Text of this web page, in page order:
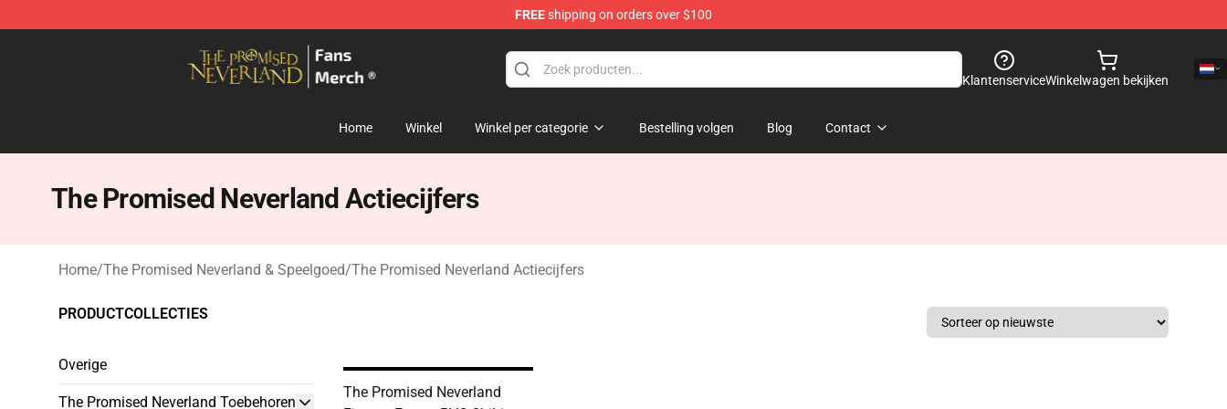
FREEshipping on orders over $100
The Promised Neverland Store - Official The Promised Neverland Merchandise Shop
KlantenserviceWinkelwagen bekijken
Home Winkel Winkel per categorie Bestelling volgen Blog Contact
The Promised Neverland Actiecijfers
Home/The Promised Neverland & Speelgoed/The Promised Neverland Actiecijfers
PRODUCTCOLLECTIES
Overige
The Promised Neverland Toebehoren
The Promised Neverland